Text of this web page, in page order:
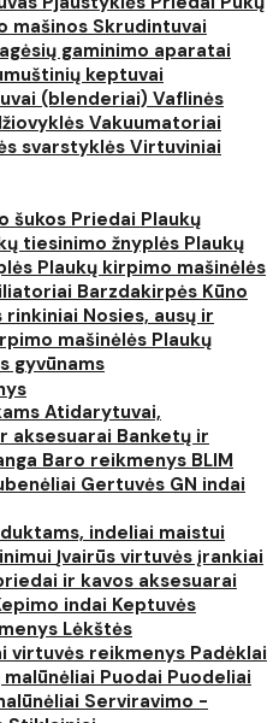
mašinos Skrudintuvai
gaminimo aparatai
keptuvai
(blenderiai) Vaflinės
Vakuumatoriai
svarstyklės Virtuviniai
šukos Priedai Plaukų
tiesinimo žnyplės Plaukų
Plaukų kirpimo mašinėlės
Barzdakirpės Kūno
rinkiniai Nosies, ausų ir
mašinėlės Plaukų
gyvūnams
Atidarytuvai,
aksesuarai Banketų ir
Baro reikmenys BLIM
Gertuvės GN indai
indeliai maistui
Įvairūs virtuvės įrankiai
ir kavos aksesuarai
indai Keptuvės
Lėkštės
virtuvės reikmenys Padėklai
Puodai Puodeliai
Serviravimo -